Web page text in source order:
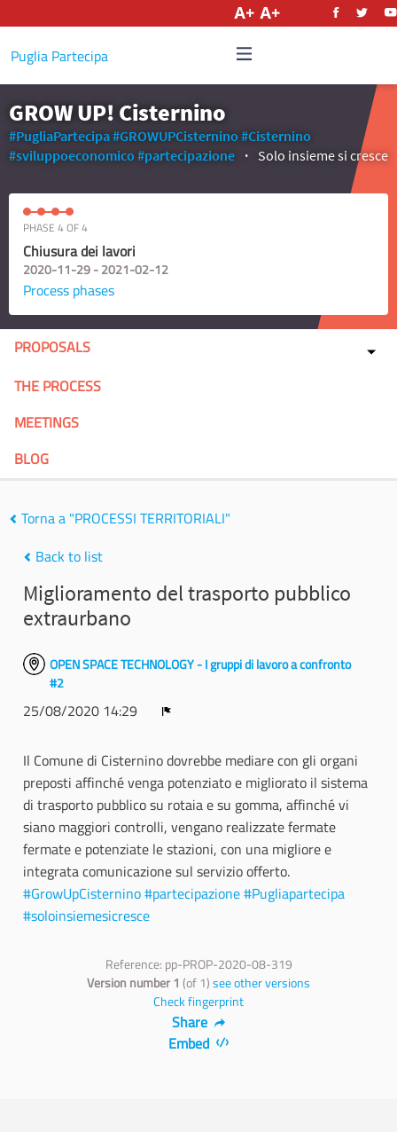
Puglia Partecipa
GROW UP! Cisternino
#PugliaPartecipa#GROWUPCisternino #Cisternino
#sviluppoeconomico #partecipazione Solo insieme si cresce
PHASE 4 OF 4
Chiusura dei lavori
2020-11-29 - 2021-02-12
Process phases
PROPOSALS
THE PROCESS
MEETINGS
BLOG
Torna a "PROCESSI TERRITORIALI"
Back to list
Miglioramento del trasporto pubblico
extraurbano
OPEN SPACE TECHNOLOGY - I gruppi di lavoro a confronto
#2
25/08/2020 14:29
Il Comune di Cisternino dovrebbe mediare con gli organi
preposti affinché venga potenziato e migliorato il sistema
di trasporto pubblico su rotaia e su gomma, affinché vi
siano maggiori controlli, vengano realizzate fermate
fermate e potenziate le stazioni, con una migliore e
integrata comunicazione sul servizio offerto.
#GrowUpCisternino#partecipazione#Pugliapartecipa
#soloinsiemesicresce
Reference: pp-PROP-2020-08-319
Version number 1 (of 1)see other versions
Check fingerprint
Share
Embed